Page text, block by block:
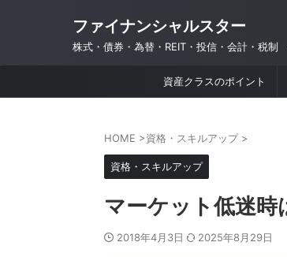
ファイナンシャルスター
株式・債券・為替・REIT・投信・会計・税
資産クラスのポイント
HOME >資格・スキルアップ >
資格・スキルアップ
マーケット低迷時
2018年4月3日 2025年8月29日